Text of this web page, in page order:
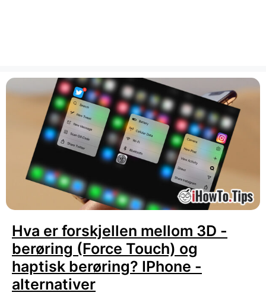
Hva er forskjellen mellom 3D -
berøring (Force Touch) og
haptisk berøring? IPhone -
alternativer